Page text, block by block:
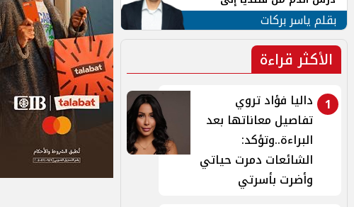
جنوب لبنان
بقلم ياسر بركات
الأكثر قراءة
1
داليا فؤاد تروي
تفاصيل معاناتها بعد
البراءة..وتؤكد:
الشائعات دمرت حياتي
وأضرت بأسرتي